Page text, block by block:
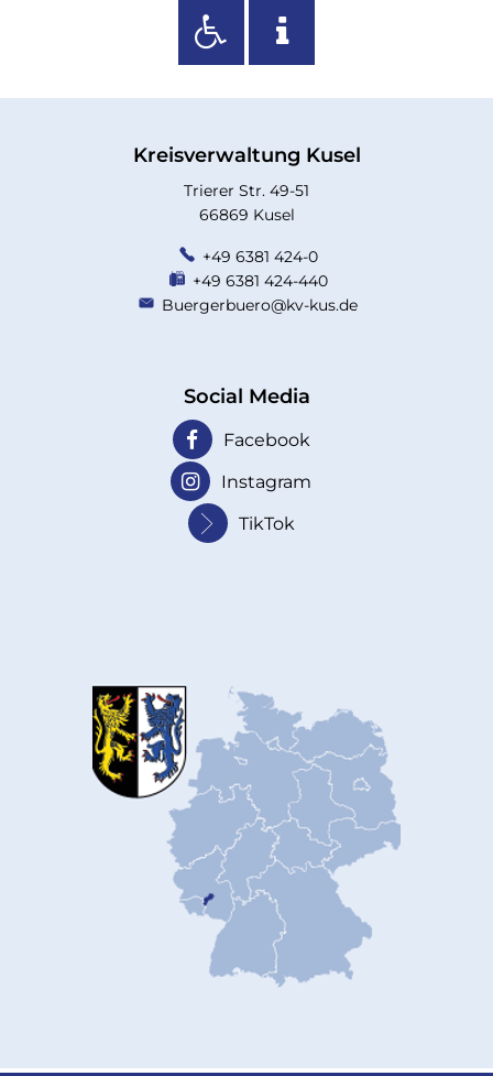
Kreisverwaltung Kusel
Trierer Str. 49-51
66869 Kusel
+49 6381 424-0
+49 6381 424-440
Buergerbuero@kv-kus.de
Social Media
Facebook
Instagram
TikTok